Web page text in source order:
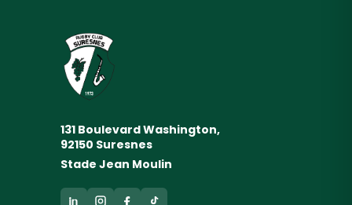
131 Boulevard Washington,
92150 Suresnes
Stade Jean Moulin